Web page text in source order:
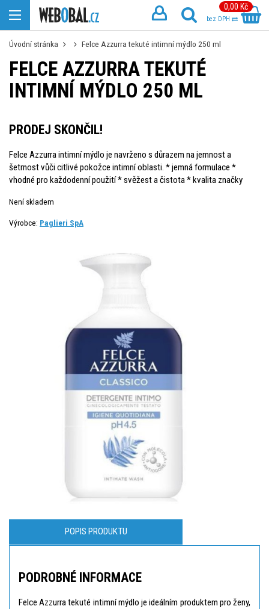
0,00 Kč
bez DPH
Úvodní stránka Felce Azzurra tekuté intimní mýdlo 250 ml
FELCE AZZURRA TEKUTÉ
INTIMNÍ MÝDLO 250 ML
PRODEJ SKONČIL!
Felce Azzurra intimní mýdlo je navrženo s důrazem na jemnost a
šetrnost vůči citlivé pokožce intimní oblasti. * jemná formulace *
vhodné pro každodenní použití * svěžest a čistota * kvalita značky
Není skladem
Výrobce: Paglieri SpA
POPIS PRODUKTU
PODROBNÉ INFORMACE
Felce Azzurra tekuté intimní mýdlo je ideálním produktem pro ženy,